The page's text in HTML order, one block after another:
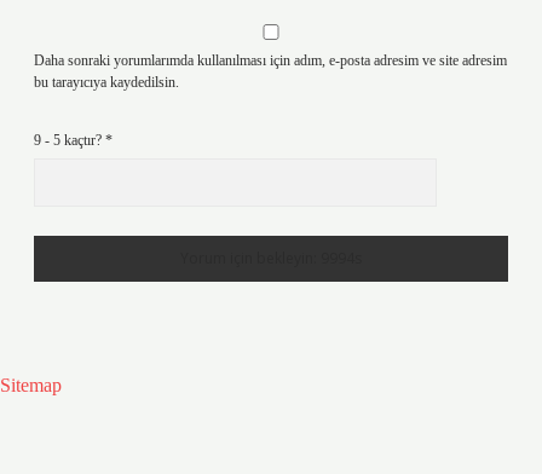
Daha sonraki yorumlarımda kullanılması için adım, e-posta adresim ve site adresim
bu tarayıcıya kaydedilsin.
9 - 5 kaçtır? *
Sitemap